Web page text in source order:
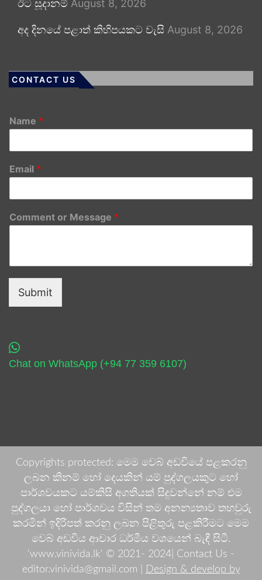
ඊට සූදානම් August 8, 2026
අද දිනයේ පළාත් කිහිපයකට වැසි August 8, 2026
CONTACT US
Name *
Email *
Comment or Message *
Submit
Chat on WhatsApp (+94 77 359 6107)
Copyrights protected: මෙම වෙබ් අඩවියේ පළකරනු
ලබන කිනම් හෝ දෙයකින් යම් පුද්ගලයකුට හෝ
පාර්ශවයකට යම්කිසි අගතියක් සිදුවන්නේ නම් එම
පුද්ගලයා හෝ පාර්ශවය විසින් තම අනන්‍යතාව තහවුරු
කරමින් ඉදිරිපත් කරනු ලබන පිළිතුරු පළකිරීමට මෙම
වෙබ් අඩවිය ආචාර ධර්මීය වශයෙන් බැඳී සිටී.
'www.vinivida.lk' © 2021- 2024| Contact Us -
editor.vinivida@gmail.com |
Design & develop by